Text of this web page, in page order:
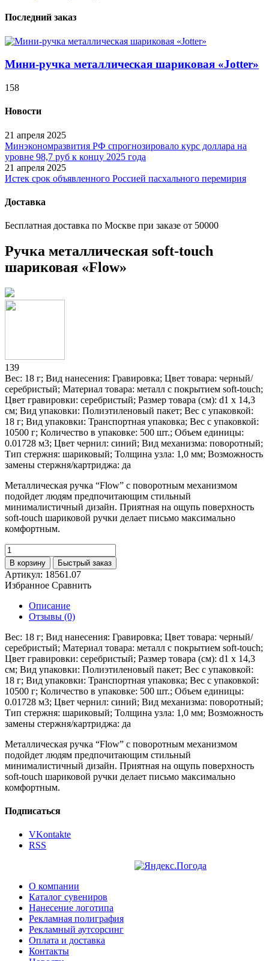
Последний заказ
Мини-ручка металлическая шариковая «Jotter»
158
Новости
21 апреля 2025
Минэкономразвития РФ спрогнозировало курс доллара на
уровне 98,7 руб к концу 2025 года
21 апреля 2025
Истек срок объявленного Россией пасхального перемирия
Доставка
Бесплатная доставка по Москве при заказе от 50000
Ручка металлическая soft-touch
шариковая «Flow»
139
Вес: 18 г; Вид нанесения: Гравировка; Цвет товара: черный/
серебристый; Материал товара: металл с покрытием soft-touch;
Цвет гравировки: серебристый; Размер товара (см): d1 х 14,3
см; Вид упаковки: Полиэтиленовый пакет; Вес с упаковкой:
18 г; Вид упаковки: Транспортная упаковка; Вес с упаковкой:
10500 г; Количество в упаковке: 500 шт.; Объем единицы:
0.01728 м3; Цвет чернил: синий; Вид механизма: поворотный;
Тип стержня: шариковый; Толщина узла: 1,0 мм; Возможность
замены стержня/картриджа: да
Металлическая ручка “Flow” с поворотным механизмом
подойдет людям предпочитающим стильный
минималистичный дизайн. Приятная на ощупь поверхность
soft-touch шариковой ручки делает письмо максимально
комфортным.
В корзину Быстрый заказ
Артикул: 18561.07
Избранное Сравнить
Описание
Отзывы (0)
Вес: 18 г; Вид нанесения: Гравировка; Цвет товара: черный/
серебристый; Материал товара: металл с покрытием soft-touch;
Цвет гравировки: серебристый; Размер товара (см): d1 х 14,3
см; Вид упаковки: Полиэтиленовый пакет; Вес с упаковкой:
18 г; Вид упаковки: Транспортная упаковка; Вес с упаковкой:
10500 г; Количество в упаковке: 500 шт.; Объем единицы:
0.01728 м3; Цвет чернил: синий; Вид механизма: поворотный;
Тип стержня: шариковый; Толщина узла: 1,0 мм; Возможность
замены стержня/картриджа: да
Металлическая ручка “Flow” с поворотным механизмом
подойдет людям предпочитающим стильный
минималистичный дизайн. Приятная на ощупь поверхность
soft-touch шариковой ручки делает письмо максимально
комфортным.
Подписаться
VKontakte
RSS
О компании
Каталог сувениров
Нанесение логотипа
Рекламная полиграфия
Рекламный аутсорсинг
Оплата и доставка
Контакты